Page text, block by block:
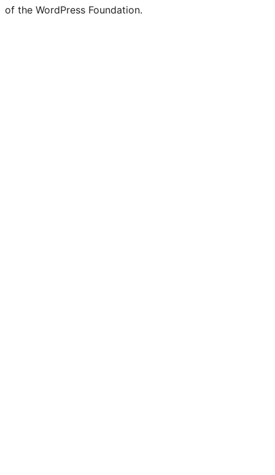
of the WordPress Foundation.